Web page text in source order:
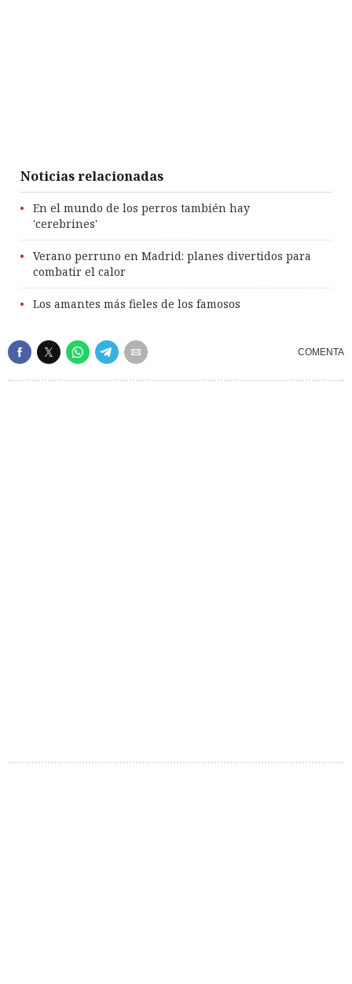
Noticias relacionadas
En el mundo de los perros también hay
'cerebrines'
Verano perruno en Madrid: planes divertidos para
combatir el calor
Los amantes más fieles de los famosos